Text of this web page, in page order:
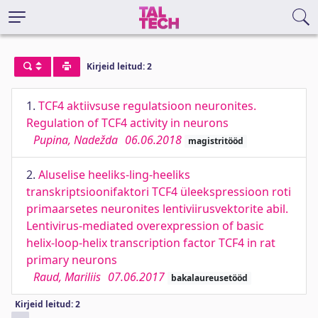
Kirjeid leitud: 2
1. TCF4 aktiivsuse regulatsioon neuronites.
Regulation of TCF4 activity in neurons
Pupina, Nadežda 06.06.2018 magistritööd
2. Aluselise heeliks-ling-heeliks
transkriptsioonifaktori TCF4 üleekspressioon roti
primaarsetes neuronites lentiviirusvektorite abil.
Lentivirus-mediated overexpression of basic
helix-loop-helix transcription factor TCF4 in rat
primary neurons
Raud, Mariliis 07.06.2017 bakalaureusetööd
Kirjeid leitud: 2